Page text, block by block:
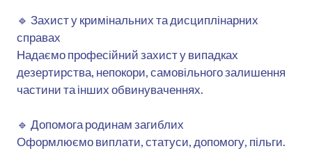
🔹 Захист у кримінальних та дисциплінарних
справах
Надаємо професійний захист у випадках
дезертирства, непокори, самовільного залишення
частини та інших обвинуваченнях.
🔹 Допомога родинам загиблих
Оформлюємо виплати, статуси, допомогу, пільги.